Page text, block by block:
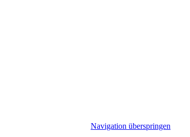
Navigation überspringen